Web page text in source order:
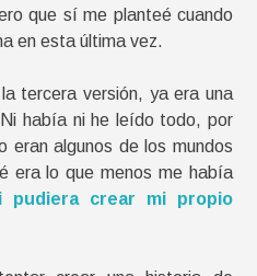
que sí me planteé cuando
en esta última vez.
tercera versión, ya era una
había ni he leído todo, por
eran algunos de los mundos
era lo que menos me había
pudiera crear mi propio